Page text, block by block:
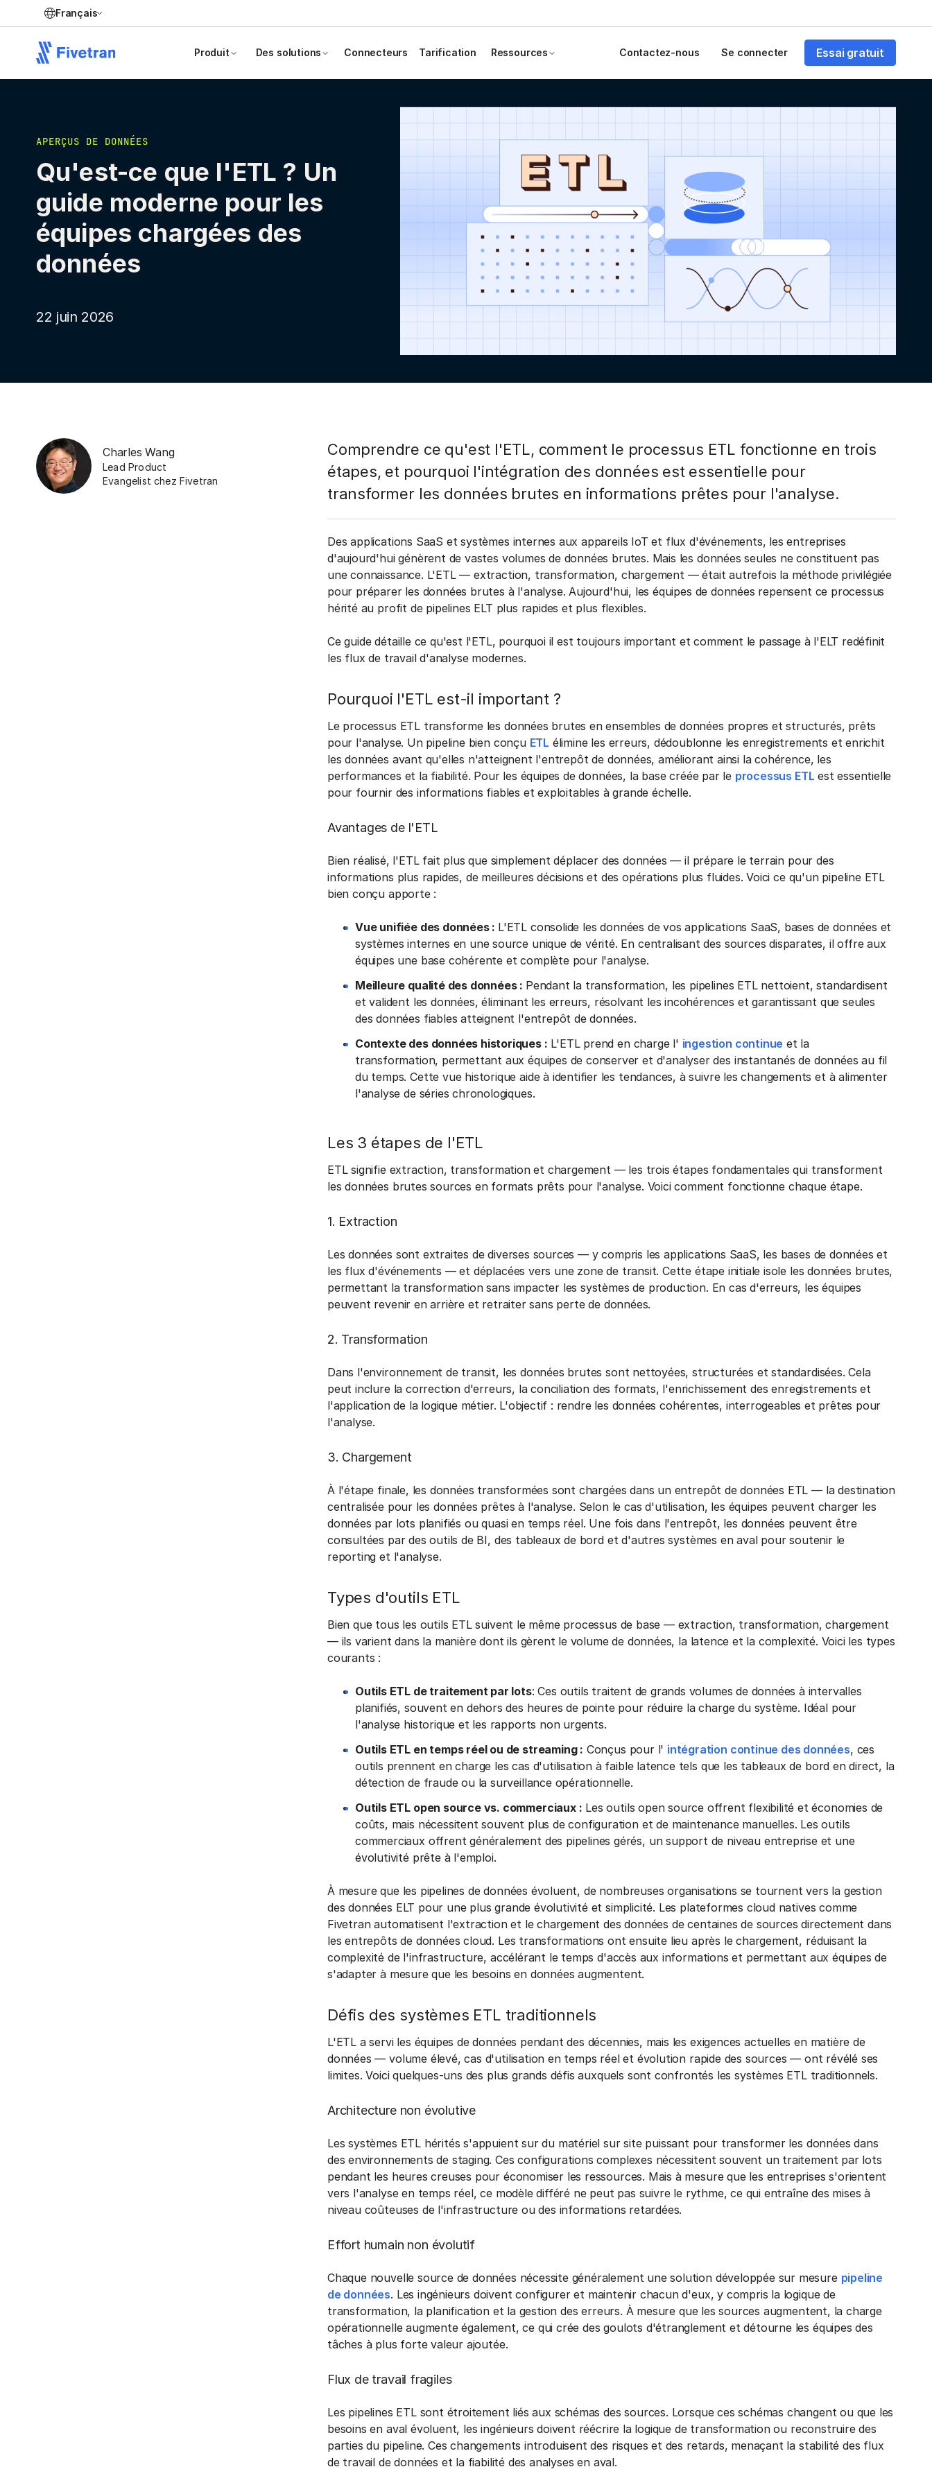
Français
Produit Des solutions Connecteurs Tarification Ressources Contactez-nous Se connecter Essai gratuit
APERÇUS DE DONNÉES
Qu'est-ce que l'ETL ? Un
guide moderne pour les
équipes chargées des
données
22 juin 2026
Charles Wang
Lead Product
Evangelist chez Fivetran
Comprendre ce qu'est l'ETL, comment le processus ETL fonctionne en trois
étapes, et pourquoi l'intégration des données est essentielle pour
transformer les données brutes en informations prêtes pour l'analyse.
Des applications SaaS et systèmes internes aux appareils IoT et flux d'événements, les entreprises
d'aujourd'hui génèrent de vastes volumes de données brutes. Mais les données seules ne constituent pas
une connaissance. L'ETL — extraction, transformation, chargement — était autrefois la méthode privilégiée
pour préparer les données brutes à l'analyse. Aujourd'hui, les équipes de données repensent ce processus
hérité au profit de pipelines ELT plus rapides et plus flexibles.
Ce guide détaille ce qu'est l'ETL, pourquoi il est toujours important et comment le passage à l'ELT redéfinit
les flux de travail d'analyse modernes.
Pourquoi l'ETL est-il important ?
Le processus ETL transforme les données brutes en ensembles de données propres et structurés, prêts
pour l'analyse. Un pipeline bien conçu ETL élimine les erreurs, dédoublonne les enregistrements et enrichit
les données avant qu'elles n'atteignent l'entrepôt de données, améliorant ainsi la cohérence, les
performances et la fiabilité. Pour les équipes de données, la base créée par le processus ETL est essentielle
pour fournir des informations fiables et exploitables à grande échelle.
Avantages de l'ETL
Bien réalisé, l'ETL fait plus que simplement déplacer des données — il prépare le terrain pour des
informations plus rapides, de meilleures décisions et des opérations plus fluides. Voici ce qu'un pipeline ETL
bien conçu apporte :
Vue unifiée des données : L'ETL consolide les données de vos applications SaaS, bases de données et
systèmes internes en une source unique de vérité. En centralisant des sources disparates, il offre aux
équipes une base cohérente et complète pour l'analyse.
Meilleure qualité des données : Pendant la transformation, les pipelines ETL nettoient, standardisent
et valident les données, éliminant les erreurs, résolvant les incohérences et garantissant que seules
des données fiables atteignent l'entrepôt de données.
Contexte des données historiques : L'ETL prend en charge l' ingestion continue et la
transformation, permettant aux équipes de conserver et d'analyser des instantanés de données au fil
du temps. Cette vue historique aide à identifier les tendances, à suivre les changements et à alimenter
l'analyse de séries chronologiques.
Les 3 étapes de l'ETL
ETL signifie extraction, transformation et chargement — les trois étapes fondamentales qui transforment
les données brutes sources en formats prêts pour l'analyse. Voici comment fonctionne chaque étape.
1. Extraction
Les données sont extraites de diverses sources — y compris les applications SaaS, les bases de données et
les flux d'événements — et déplacées vers une zone de transit. Cette étape initiale isole les données brutes,
permettant la transformation sans impacter les systèmes de production. En cas d'erreurs, les équipes
peuvent revenir en arrière et retraiter sans perte de données.
2. Transformation
Dans l'environnement de transit, les données brutes sont nettoyées, structurées et standardisées. Cela
peut inclure la correction d'erreurs, la conciliation des formats, l'enrichissement des enregistrements et
l'application de la logique métier. L'objectif : rendre les données cohérentes, interrogeables et prêtes pour
l'analyse.
3. Chargement
À l'étape finale, les données transformées sont chargées dans un entrepôt de données ETL — la destination
centralisée pour les données prêtes à l'analyse. Selon le cas d'utilisation, les équipes peuvent charger les
données par lots planifiés ou quasi en temps réel. Une fois dans l'entrepôt, les données peuvent être
consultées par des outils de BI, des tableaux de bord et d'autres systèmes en aval pour soutenir le
reporting et l'analyse.
Types d'outils ETL
Bien que tous les outils ETL suivent le même processus de base — extraction, transformation, chargement
— ils varient dans la manière dont ils gèrent le volume de données, la latence et la complexité. Voici les types
courants :
Outils ETL de traitement par lots: Ces outils traitent de grands volumes de données à intervalles
planifiés, souvent en dehors des heures de pointe pour réduire la charge du système. Idéal pour
l'analyse historique et les rapports non urgents.
Outils ETL en temps réel ou de streaming : Conçus pour l' intégration continue des données, ces
outils prennent en charge les cas d'utilisation à faible latence tels que les tableaux de bord en direct, la
détection de fraude ou la surveillance opérationnelle.
Outils ETL open source vs. commerciaux : Les outils open source offrent flexibilité et économies de
coûts, mais nécessitent souvent plus de configuration et de maintenance manuelles. Les outils
commerciaux offrent généralement des pipelines gérés, un support de niveau entreprise et une
évolutivité prête à l'emploi.
À mesure que les pipelines de données évoluent, de nombreuses organisations se tournent vers la gestion
des données ELT pour une plus grande évolutivité et simplicité. Les plateformes cloud natives comme
Fivetran automatisent l'extraction et le chargement des données de centaines de sources directement dans
les entrepôts de données cloud. Les transformations ont ensuite lieu après le chargement, réduisant la
complexité de l'infrastructure, accélérant le temps d'accès aux informations et permettant aux équipes de
s'adapter à mesure que les besoins en données augmentent.
Défis des systèmes ETL traditionnels
L'ETL a servi les équipes de données pendant des décennies, mais les exigences actuelles en matière de
données — volume élevé, cas d'utilisation en temps réel et évolution rapide des sources — ont révélé ses
limites. Voici quelques-uns des plus grands défis auxquels sont confrontés les systèmes ETL traditionnels.
Architecture non évolutive
Les systèmes ETL hérités s'appuient sur du matériel sur site puissant pour transformer les données dans
des environnements de staging. Ces configurations complexes nécessitent souvent un traitement par lots
pendant les heures creuses pour économiser les ressources. Mais à mesure que les entreprises s'orientent
vers l'analyse en temps réel, ce modèle différé ne peut pas suivre le rythme, ce qui entraîne des mises à
niveau coûteuses de l'infrastructure ou des informations retardées.
Effort humain non évolutif
Chaque nouvelle source de données nécessite généralement une solution développée sur mesure pipeline
de données. Les ingénieurs doivent configurer et maintenir chacun d'eux, y compris la logique de
transformation, la planification et la gestion des erreurs. À mesure que les sources augmentent, la charge
opérationnelle augmente également, ce qui crée des goulots d'étranglement et détourne les équipes des
tâches à plus forte valeur ajoutée.
Flux de travail fragiles
Les pipelines ETL sont étroitement liés aux schémas des sources. Lorsque ces schémas changent ou que les
besoins en aval évoluent, les ingénieurs doivent réécrire la logique de transformation ou reconstruire des
parties du pipeline. Ces changements introduisent des risques et des retards, menaçant la stabilité des flux
de travail de données et la fiabilité des analyses en aval.